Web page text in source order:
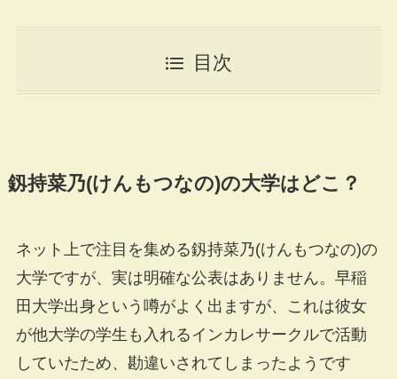
目次
釼持菜乃(けんもつなの)の大学はどこ？
ネット上で注目を集める釼持菜乃(けんもつなの)の
大学ですが、実は明確な公表はありません。早稲
田大学出身という噂がよく出ますが、これは彼女
が他大学の学生も入れるインカレサークルで活動
していたため、勘違いされてしまったようです